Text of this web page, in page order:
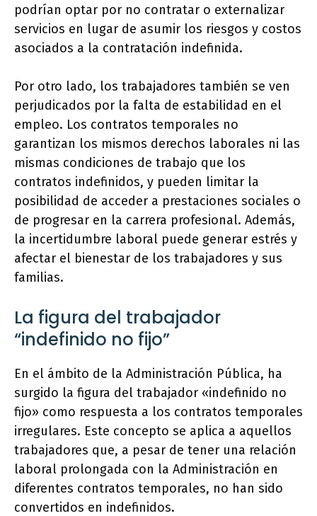
podrían optar por no contratar o externalizar
servicios en lugar de asumir los riesgos y costos
asociados a la contratación indefinida.
Por otro lado, los trabajadores también se ven
perjudicados por la falta de estabilidad en el
empleo. Los contratos temporales no
garantizan los mismos derechos laborales ni las
mismas condiciones de trabajo que los
contratos indefinidos, y pueden limitar la
posibilidad de acceder a prestaciones sociales o
de progresar en la carrera profesional. Además,
la incertidumbre laboral puede generar estrés y
afectar el bienestar de los trabajadores y sus
familias.
La figura del trabajador
“indefinido no fijo”
En el ámbito de la Administración Pública, ha
surgido la figura del trabajador «indefinido no
fijo» como respuesta a los contratos temporales
irregulares. Este concepto se aplica a aquellos
trabajadores que, a pesar de tener una relación
laboral prolongada con la Administración en
diferentes contratos temporales, no han sido
convertidos en indefinidos.